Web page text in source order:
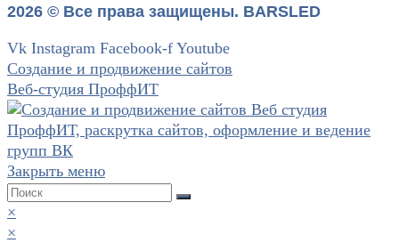
2026 © Все права защищены. BARSLED
Vk Instagram Facebook-f Youtube
Создание и продвижение сайтов
Веб-студия ПроффИТ
Закрыть меню
×
×